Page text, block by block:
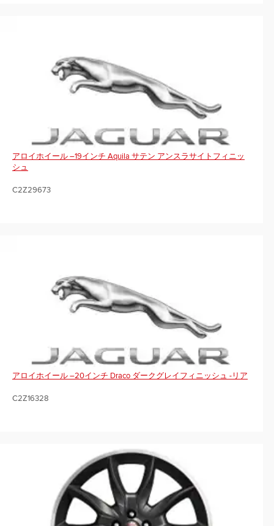
アロイホイール –19インチ Aquila サテン アンスラサイトフィニッ
シュ
C2Z29673
アロイホイール –20インチ Draco ダークグレイフィニッシュ -リア
C2Z16328